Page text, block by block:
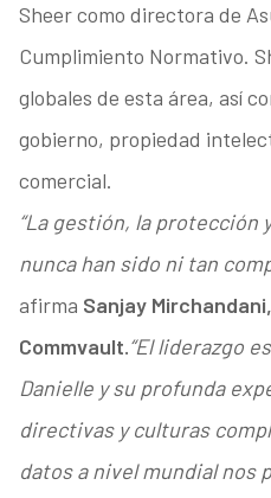
Sheer como directora de
Cumplimiento Normativo.
globales de esta área, así
gobierno, propiedad
comercial.
“La gestión, la protección
nunca han sido ni tan
afirma Sanjay
Commvault.“El liderazgo
Danielle y su profunda
directivas y culturas
datos a nivel mundial nos